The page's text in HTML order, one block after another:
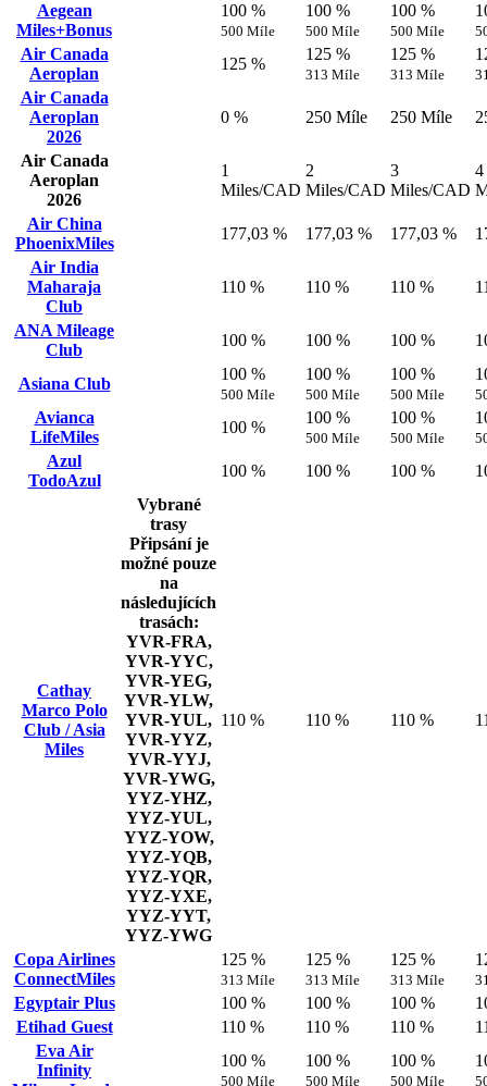
Aegean
Miles+Bonus
100 %
500 Míle
100 %
500 Míle
100 %
500 Míle
Air Canada
Aeroplan
125 %
125 %
313 Míle
125 %
313 Míle
Air Canada
Aeroplan
2026
0 % 250 Míle 250 Míle
Air Canada
Aeroplan
2026
1
Miles/CAD
2
Miles/CAD
3
Miles/CAD
4
Air China
PhoenixMiles
177,03 % 177,03 % 177,03 %
Air India
Maharaja
Club
110 % 110 % 110 %
ANA Mileage
Club
100 % 100 % 100 %
Asiana Club
100 %
500 Míle
100 %
500 Míle
100 %
500 Míle
Avianca
LifeMiles
100 %
100 %
500 Míle
100 %
500 Míle
Azul
TodoAzul
100 % 100 % 100 %
Cathay
Marco Polo
Club / Asia
Miles
Vybrané
trasy
Připsání je
možné pouze
na
následujících
trasách:
YVR-FRA,
YVR-YYC,
YVR-YEG,
YVR-YLW,
YVR-YUL,
YVR-YYZ,
YVR-YYJ,
YVR-YWG,
YYZ-YHZ,
YYZ-YUL,
YYZ-YOW,
YYZ-YQB,
YYZ-YQR,
YYZ-YXE,
YYZ-YYT,
YYZ-YWG
110 % 110 % 110 %
Copa Airlines
ConnectMiles
125 %
313 Míle
125 %
313 Míle
125 %
313 Míle
Egyptair Plus 100 % 100 % 100 %
Etihad Guest
110 % 110 % 110 %
Eva Air
Infinity
100 %
500 Míle
100 %
500 Míle
100 %
500 Míle